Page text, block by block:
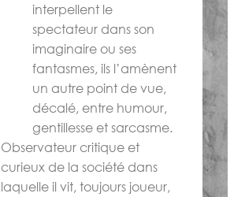
interpellent le
spectateur dans son
imaginaire ou ses
fantasmes, ils l’amènent
un autre point de vue,
décalé, entre humour,
gentillesse et sarcasme.
Observateur critique et
curieux de la société dans
laquelle il vit, toujours joueur,